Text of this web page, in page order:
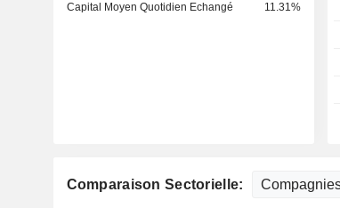
Capital Moyen Quotidien Echangé 11.31%
Comparaison Sectorielle: